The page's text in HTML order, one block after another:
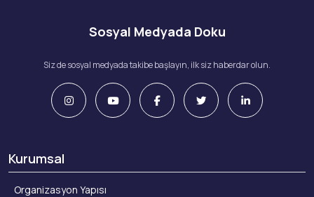
Sosyal Medyada Doku
Siz de sosyal medyada takibe başlayın, ilk siz haberdar olun.
Kurumsal
Organizasyon Yapısı